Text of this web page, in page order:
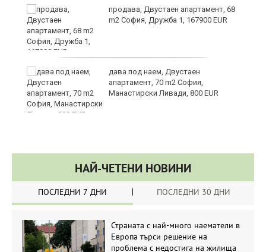
продава, Двустаен апартамент, 68
m2 София, Дружба 1, 167900 EUR
дава под наем, Двустаен
апартамент, 70 m2 София,
Манастирски Ливади, 800 EUR
НАЙ-ЧЕТЕНИ НОВИНИ
ПОСЛЕДНИ 7 ДНИ ПОСЛЕДНИ 30 ДНИ
Страната с най-много наематели в
Европа търси решение на
проблема с недостига на жилища